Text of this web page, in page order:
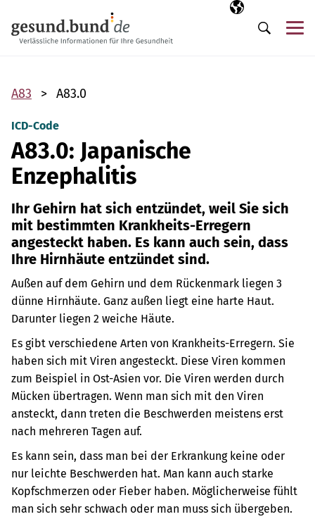
Ausgewählte
DE
Suche
A83 A83.0
ICD-Code
A83.0: Japanische
Enzephalitis
Ihr Gehirn hat sich entzündet, weil Sie sich
mit bestimmten Krankheits-Erregern
angesteckt haben. Es kann auch sein, dass
Ihre Hirnhäute entzündet sind.
Außen auf dem Gehirn und dem Rückenmark liegen 3
dünne Hirnhäute. Ganz außen liegt eine harte Haut.
Darunter liegen 2 weiche Häute.
Es gibt verschiedene Arten von Krankheits-Erregern. Sie
haben sich mit Viren angesteckt. Diese Viren kommen
zum Beispiel in Ost-Asien vor. Die Viren werden durch
Mücken übertragen. Wenn man sich mit den Viren
ansteckt, dann treten die Beschwerden meistens erst
nach mehreren Tagen auf.
Es kann sein, dass man bei der Erkrankung keine oder
nur leichte Beschwerden hat. Man kann auch starke
Kopfschmerzen oder Fieber haben. Möglicherweise fühlt
man sich sehr schwach oder man muss sich übergeben.